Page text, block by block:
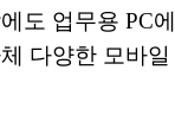
도 업무용 PC
다양한 모바